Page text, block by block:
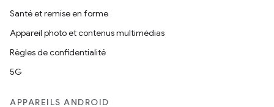
Santé et remise en forme
Appareil photo et contenus multimédias
Règles de confidentialité
5G
APPAREILS ANDROID